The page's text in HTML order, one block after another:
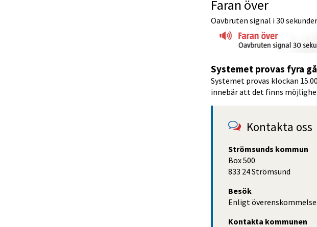
Faran över
Oavbruten signal i 30
Systemet provas fyra
Systemet provas klockan
innebär att det finns
Kontakta oss
Strömsunds kommun
Box 500
833 24 Strömsund
Besök
Enligt överenskommelse.
Kontakta kommunen